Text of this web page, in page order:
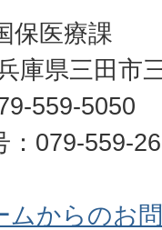
保医療課
庫県三田市
559-5050
：079-559-
ムからのお